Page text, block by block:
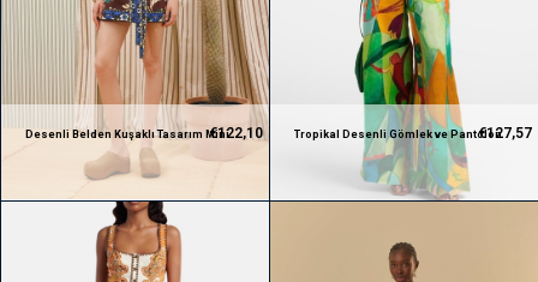
Desenli Belden Kuşaklı Tasarım Mini€122,10
Tropikal Desenli Gömlek ve Pantolon€127,57